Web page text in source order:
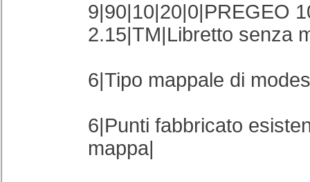
9|90|10|20|0|PREGEO
2.15|TM|Libretto senza
6|Tipo mappale di
6|Punti fabbricato
mappa|